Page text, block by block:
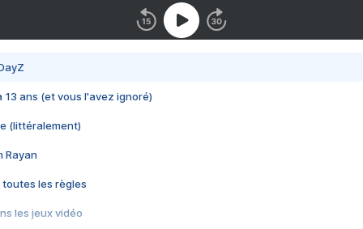
13 ans (et vous l'avez ignoré)
(littéralement)
Rayan
toutes les règles
les jeux vidéo